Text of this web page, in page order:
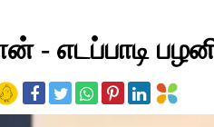
- எடப்பாடி